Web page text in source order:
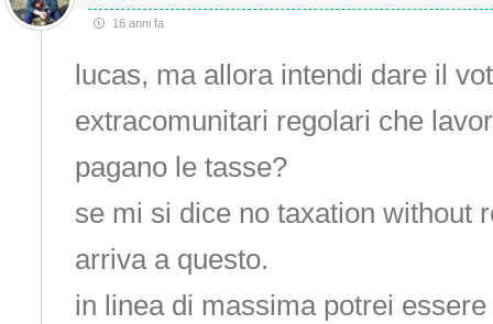
16 anni fa
lucas, ma allora intendi dare il
extracomunitari regolari che
pagano le tasse?
se mi si dice no taxation without
arriva a questo.
in linea di massima potrei essere